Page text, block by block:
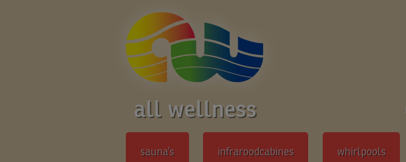
all wellness
sauna’s infraroodcabines whirlpools